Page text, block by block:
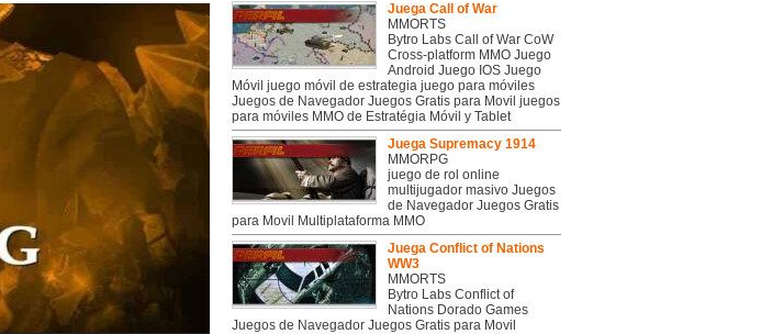
Juega Call of War
MMORTS
Bytro Labs Call of War CoW
Cross-platform MMO Juego
Android Juego IOS Juego
Móvil juego móvil de estrategia juego para móviles
Juegos de Navegador Juegos Gratis para Movil juegos
para móviles MMO de Estratégia Móvil y Tablet
Juega Supremacy 1914
MMORPG
juego de rol online
multijugador masivo Juegos
de Navegador Juegos Gratis
para Movil Multiplataforma MMO
Juega Conflict of Nations
WW3
MMORTS
Bytro Labs Conflict of
Nations Dorado Games
Juegos de Navegador Juegos Gratis para Movil